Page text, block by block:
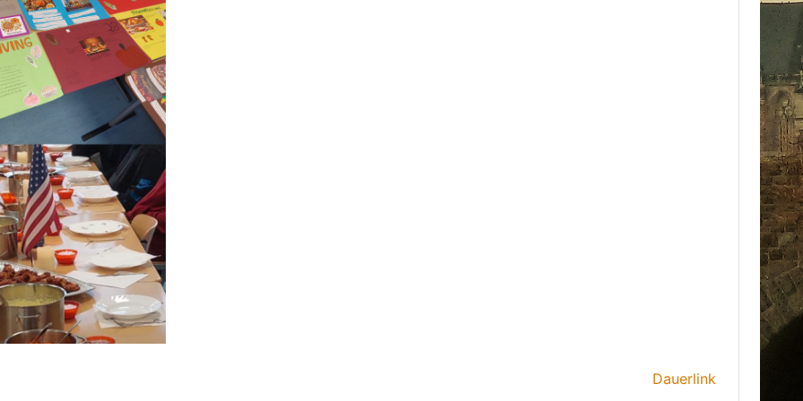
Dauerlink